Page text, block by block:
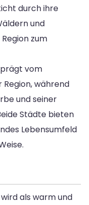
durch ihre
und
zum
vom
während
und seiner
Städte bieten
Lebensumfeld
als warm und